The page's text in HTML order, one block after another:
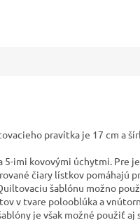
pravítka je 17 cm a
imi kovovými úchytmi. Pre
čiary lístkov pomáhajú
šablónu možno
v tvare polooblúka a
je však možné použiť